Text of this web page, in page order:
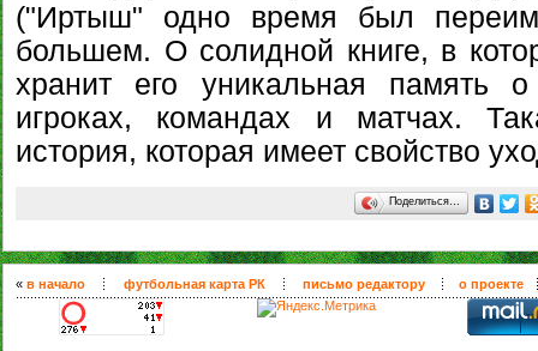
("Иртыш" одно время был
большем. О солидной книге, в
хранит его уникальная память
игроках, командах и матчах.
история, которая имеет свойство
Поделиться…
« в начало футбольная карта РК письмо редактору о проекте